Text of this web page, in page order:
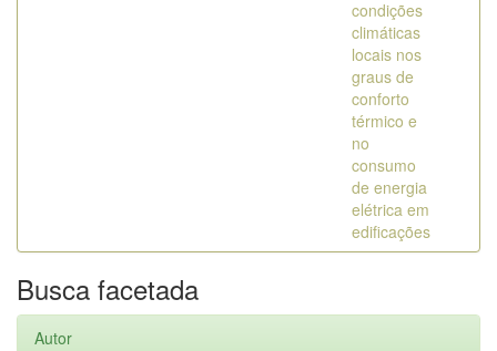
condições
climáticas
locais nos
graus de
conforto
térmico e
no
consumo
de energia
elétrica em
edificações
Busca facetada
Autor